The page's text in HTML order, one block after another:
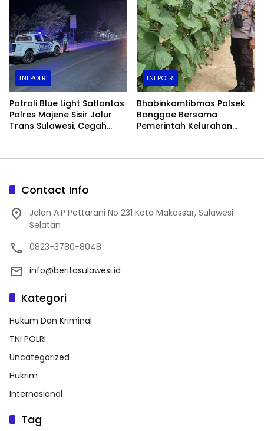
TNI POLRI
Patroli Blue Light Satlantas
Polres Majene Sisir Jalur
Trans Sulawesi, Cegah
TNI POLRI
Bhabinkamtibmas Polsek
Banggae Bersama
Pemerintah Kelurahan
Ketahanan Pangan di
Contact Info
Jalan A.P Pettarani No 231 Kota Makassar, Sulawesi
Selatan
0823-3780-8048
info@beritasulawesi.id
Kategori
Hukum Dan Kriminal
TNI POLRI
Uncategorized
Hukrim
Internasional
Tag